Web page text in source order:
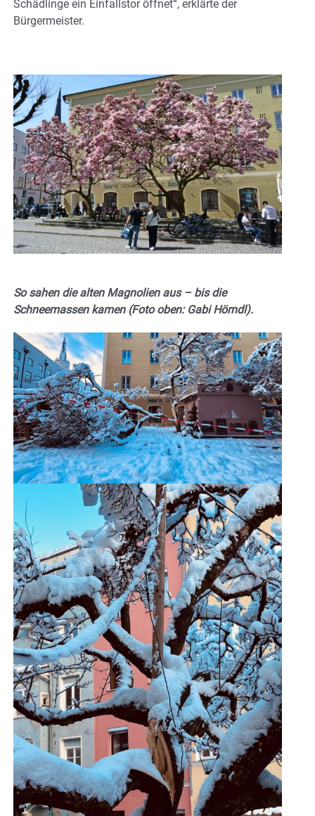
Schädlinge ein Einfallstor öffnet“, erklärte der
Bürgermeister.
So sahen die alten Magnolien aus – bis die
Schneemassen kamen (Foto oben: Gabi Hörndl).